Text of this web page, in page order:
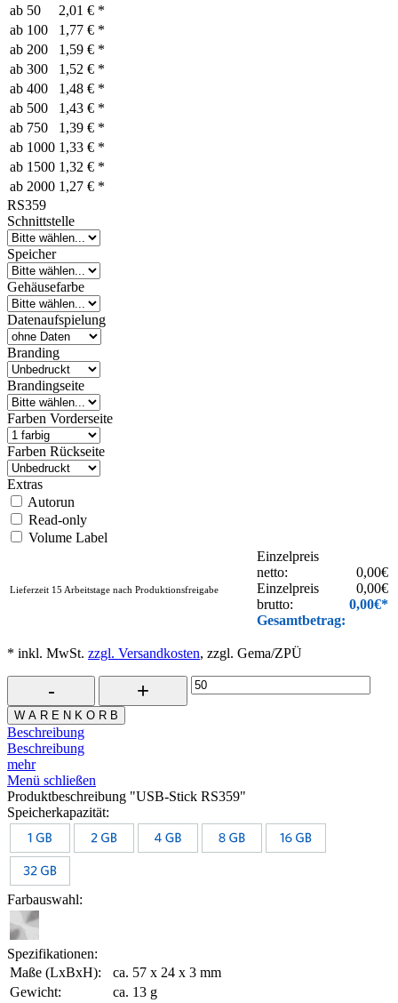
ab 50
2,01 € *
ab 100
1,77 € *
ab 200
1,59 € *
ab 300
1,52 € *
ab 400
1,48 € *
ab 500
1,43 € *
ab 750
1,39 € *
ab 1000 1,33 € *
ab 1500 1,32 € *
ab 2000 1,27 € *
RS359
Schnittstelle
Speicher
Gehäusefarbe
Datenaufspielung
Branding
Brandingseite
Farben Vorderseite
Farben Rückseite
Extras
Autorun
Read-only
Volume Label
Lieferzeit 15 Arbeitstage nach Produktionsfreigabe
Einzelpreis
netto:
Einzelpreis
brutto:
Gesamtbetrag:
0,00€
0,00€
0,00€*
* inkl. MwSt. zzgl. Versandkosten, zzgl. Gema/ZPÜ
W A R E N K O R B
Beschreibung
Beschreibung
mehr
Menü schließen
Produktbeschreibung "USB-Stick RS359"
Speicherkapazität:
Farbauswahl:
Spezifikationen:
Maße (LxBxH):
ca. 57 x 24 x 3 mm
Gewicht:
ca. 13 g